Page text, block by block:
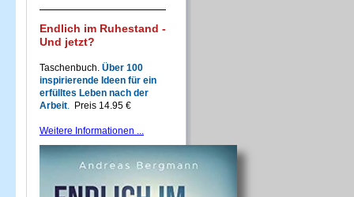
Endlich im Ruhestand -
Und jetzt?
Taschenbuch. Über 100
inspirierende Ideen für ein
erfülltes Leben nach der
Arbeit. Preis 14.95 €
Weitere Informationen ...